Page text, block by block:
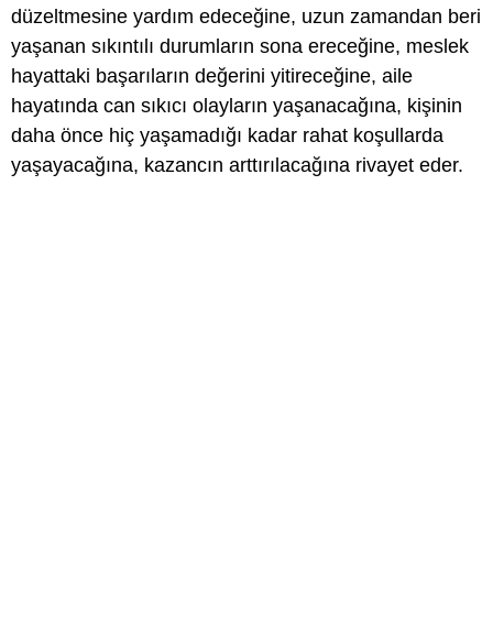
düzeltmesine yardım edeceğine, uzun zamandan beri
yaşanan sıkıntılı durumların sona ereceğine, meslek
hayattaki başarıların değerini yitireceğine, aile
hayatında can sıkıcı olayların yaşanacağına, kişinin
daha önce hiç yaşamadığı kadar rahat koşullarda
yaşayacağına, kazancın arttırılacağına rivayet eder.